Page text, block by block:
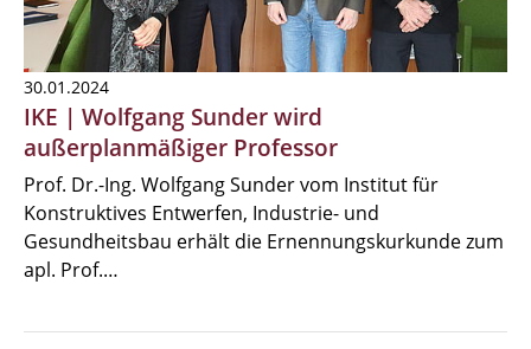
30.01.2024
IKE | Wolfgang Sunder wird
außerplanmäßiger Professor
Prof. Dr.-Ing. Wolfgang Sunder vom Institut für
Konstruktives Entwerfen, Industrie- und
Gesundheitsbau erhält die Ernennungskurkunde zum
apl. Prof.…